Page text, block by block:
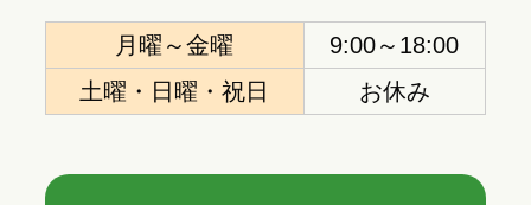
月曜～金曜
9:00～18:00
土曜・日曜・祝日
お休み